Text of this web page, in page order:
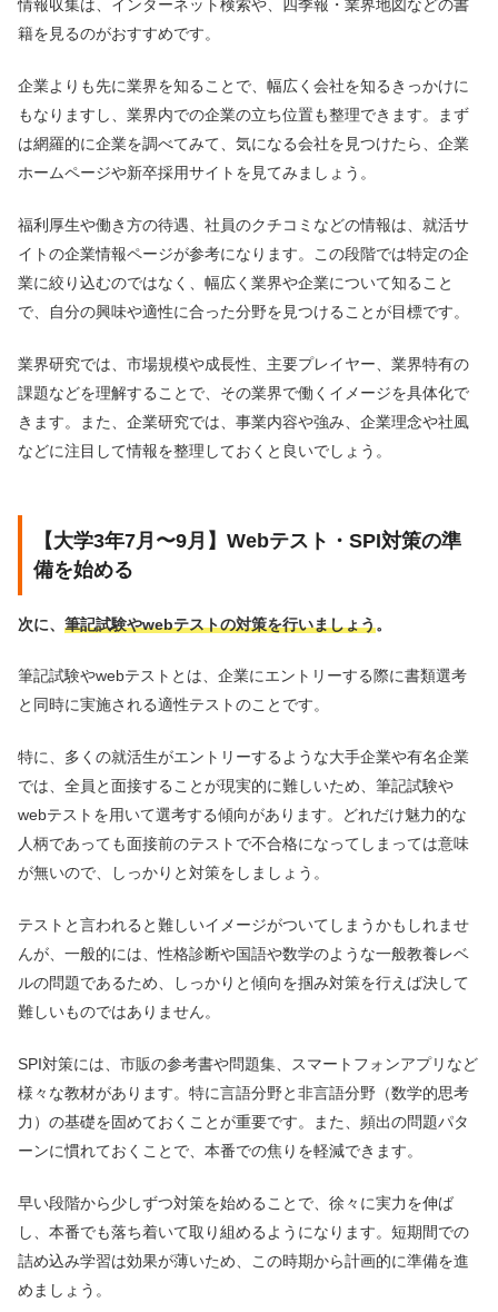
情報収集は、インターネット検索や、四季報・業界地図などの書
籍を見るのがおすすめです。
企業よりも先に業界を知ることで、幅広く会社を知るきっかけに
もなりますし、業界内での企業の立ち位置も整理できます。まず
は網羅的に企業を調べてみて、気になる会社を見つけたら、企業
ホームページや新卒採用サイトを見てみましょう。
福利厚生や働き方の待遇、社員のクチコミなどの情報は、就活サ
イトの企業情報ページが参考になります。この段階では特定の企
業に絞り込むのではなく、幅広く業界や企業について知ること
で、自分の興味や適性に合った分野を見つけることが目標です。
業界研究では、市場規模や成長性、主要プレイヤー、業界特有の
課題などを理解することで、その業界で働くイメージを具体化で
きます。また、企業研究では、事業内容や強み、企業理念や社風
などに注目して情報を整理しておくと良いでしょう。
【大学3年7月〜9月】Webテスト・SPI対策の準
備を始める
次に、 筆記試験やwebテストの対策を行いましょう。
筆記試験やwebテストとは、企業にエントリーする際に書類選考
と同時に実施される適性テストのことです。
特に、多くの就活生がエントリーするような大手企業や有名企業
では、全員と面接することが現実的に難しいため、筆記試験や
webテストを用いて選考する傾向があります。どれだけ魅力的な
人柄であっても面接前のテストで不合格になってしまっては意味
が無いので、しっかりと対策をしましょう。
テストと言われると難しいイメージがついてしまうかもしれませ
んが、一般的には、性格診断や国語や数学のような一般教養レベ
ルの問題であるため、しっかりと傾向を掴み対策を行えば決して
難しいものではありません。
SPI対策には、市販の参考書や問題集、スマートフォンアプリなど
様々な教材があります。特に言語分野と非言語分野（数学的思考
力）の基礎を固めておくことが重要です。また、頻出の問題パタ
ーンに慣れておくことで、本番での焦りを軽減できます。
早い段階から少しずつ対策を始めることで、徐々に実力を伸ば
し、本番でも落ち着いて取り組めるようになります。短期間での
詰め込み学習は効果が薄いため、この時期から計画的に準備を進
めましょう。